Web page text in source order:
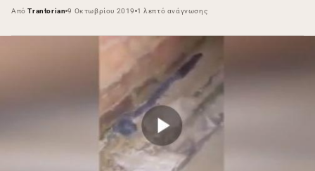
ΑπόTrantorian 9 Οκτωβρίου 2019 1 λεπτό ανάγνωσης